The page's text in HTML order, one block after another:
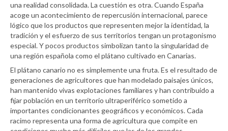
una realidad consolidada. La cuestión es otra. Cuando España
acoge un acontecimiento de repercusión internacional, parece
lógico que los productos que representen mejor la identidad, la
tradición y el esfuerzo de sus territorios tengan un protagonismo
especial. Y pocos productos simbolizan tanto la singularidad de
una región española como el plátano cultivado en Canarias.
El plátano canario no es simplemente una fruta. Es el resultado de
generaciones de agricultores que han modelado paisajes únicos,
han mantenido vivas explotaciones familiares y han contribuido a
fijar población en un territorio ultraperiférico sometido a
importantes condicionantes geográficos y económicos. Cada
racimo representa una forma de agricultura que compite en